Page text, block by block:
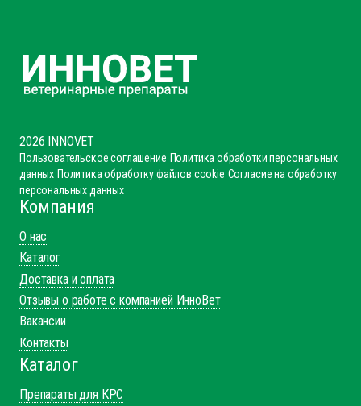
2026 INNOVET
Пользовательское соглашение Политика обработки персональных
данных Политика обработку файлов cookie Согласие на обработку
персональных данных
Компания
О нас
Каталог
Доставка и оплата
Отзывы о работе с компанией ИнноВет
Вакансии
Контакты
Каталог
Препараты для КРС